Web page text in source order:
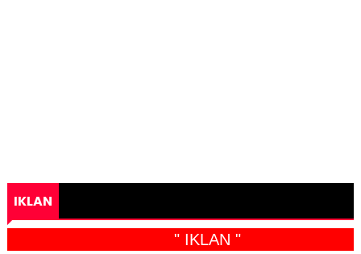
IKLAN
" IKLAN "